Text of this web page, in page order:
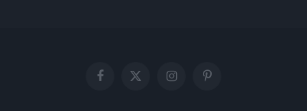
FacebookX
InstagramPinterest